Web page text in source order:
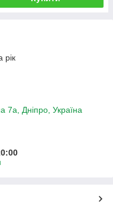
рік
7а, Дніпро, Україна